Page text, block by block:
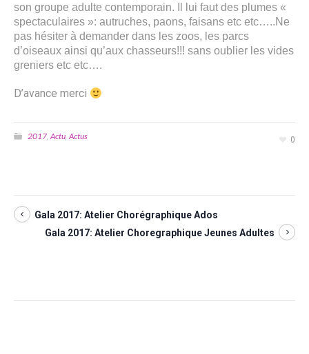
son groupe adulte contemporain. Il lui faut des plumes «
spectaculaires »: autruches, paons, faisans etc etc…..Ne
pas hésiter à demander dans les zoos, les parcs
d’oiseaux ainsi qu’aux chasseurs!!! sans oublier les vides
greniers etc etc….
D’avance merci
0
2017,Actu,Actus
Gala 2017: Atelier Chorégraphique Ados
Gala 2017: Atelier Choregraphique Jeunes Adultes